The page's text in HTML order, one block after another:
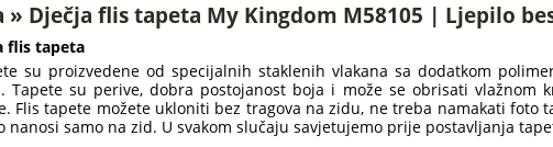
» Dječja flis tapeta My Kingdom M58105 | Ljepilo
flis tapeta
su proizvedene od specijalnih staklenih vlakana sa dodatkom
Tapete su perive, dobra postojanost boja i može se obrisati
Flis tapete možete ukloniti bez tragova na zidu, ne treba namakati foto
nanosi samo na zid. U svakom slučaju savjetujemo prije postavljanja